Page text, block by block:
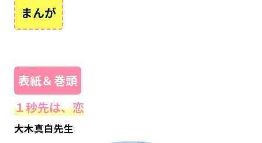
まんが
表紙＆巻頭
１秒先は、恋
大木真白先生